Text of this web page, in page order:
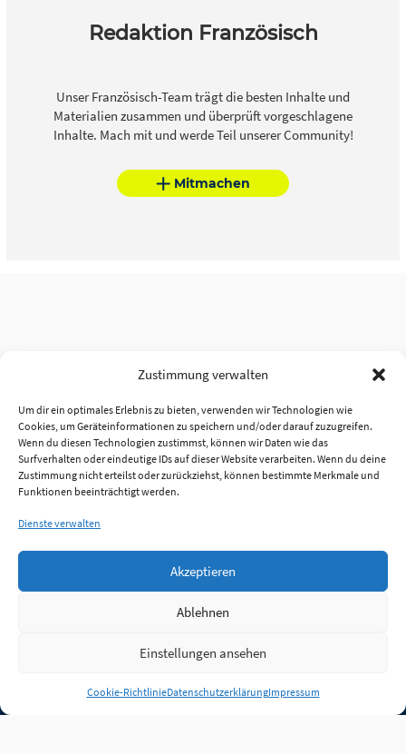
Zustimmung verwalten
Um dir ein optimales Erlebnis zu bieten, verwenden wir Technologien wie
Cookies, um Geräteinformationen zu speichern und/oder darauf zuzugreifen.
Wenn du diesen Technologien zustimmst, können wir Daten wie das
Surfverhalten oder eindeutige IDs auf dieser Website verarbeiten. Wenn du deine
Zustimmung nicht erteilst oder zurückziehst, können bestimmte Merkmale und
Funktionen beeinträchtigt werden.
Dienste verwalten
Akzeptieren
Ablehnen
Einstellungen ansehen
Cookie-RichtlinieDatenschutzerklärungImpressum
Redaktion Französisch
Unser Französisch-Team trägt die besten Inhalte und
Materialien zusammen und überprüft vorgeschlagene
Inhalte. Mach mit und werde Teil unserer Community!
Mitmachen
Anmelden
Jobs Partner FAQ Quellen